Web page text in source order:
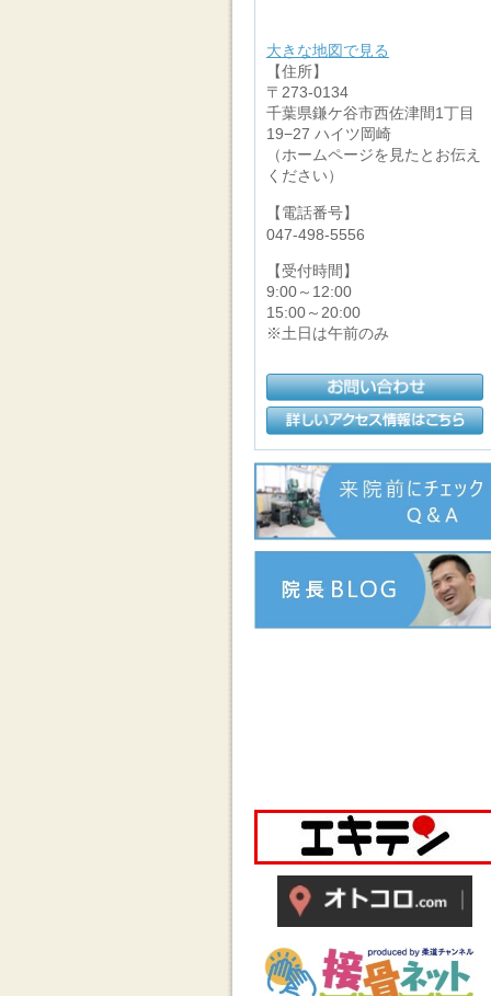
大きな地図で見る
【住所】
〒273-0134
千葉県鎌ケ谷市西佐津間1丁目
19−27 ハイツ岡崎
（ホームページを見たとお伝え
ください）
【電話番号】
047-498-5556
【受付時間】
9:00～12:00
15:00～20:00
※土日は午前のみ